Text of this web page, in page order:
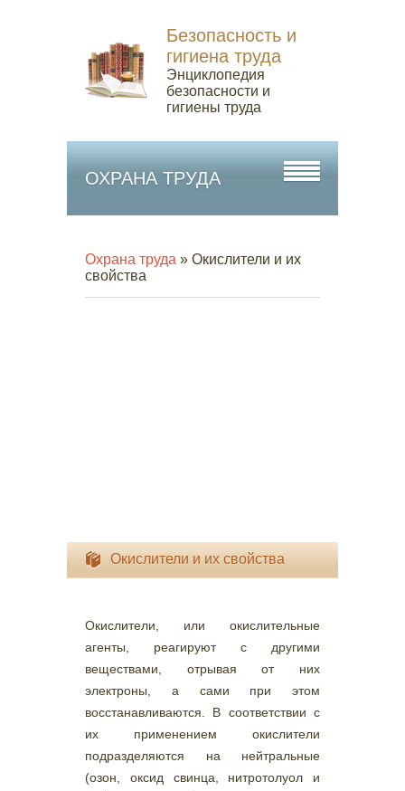
Безопасность и
гигиена труда
Энциклопедия
безопасности и
гигиены труда
ОХРАНА ТРУДА
Охрана труда » Окислители и их
свойства
Окислители и их свойства
Окислители, или окислительные
агенты, реагируют с другими
веществами, отрывая от них
электроны, а сами при этом
восстанавливаются. В соответствии с
их применением окислители
подразделяются на нейтральные
(озон, оксид свинца, нитротолуол и